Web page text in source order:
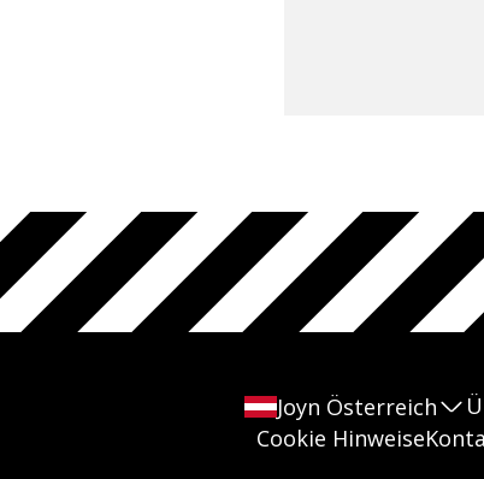
Joyn Österreich
Cookie Hinweise